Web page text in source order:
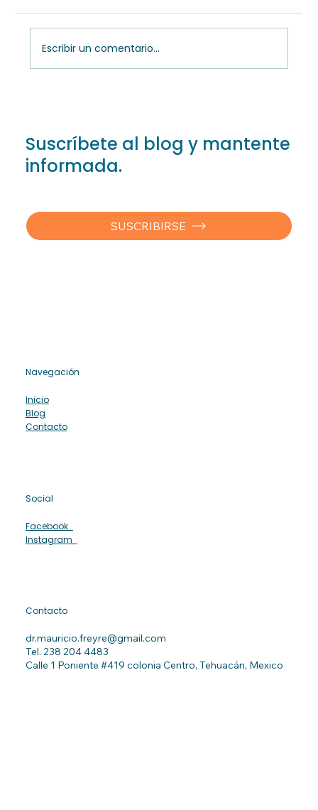
Decidimos buscar ayuda: primeros pasos ante la
infertilidad en Tehuacán
Escribir un comentario...
Suscríbete al blog y mantente
informada.
SUSCRIBIRSE
Navegación
Inicio
Blog
Contacto
Social
Facebook
Instagram
Contacto
dr.mauricio.freyre@gmail.com
Tel. 238 204 4483
Calle 1 Poniente #419 colonia Centro, Tehuacán, Mexico